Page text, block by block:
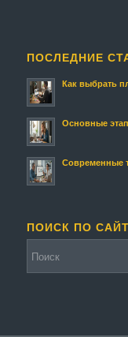
ПОСЛЕДНИЕ
Как выбрать
Основные
Современные
ПОИСК ПО